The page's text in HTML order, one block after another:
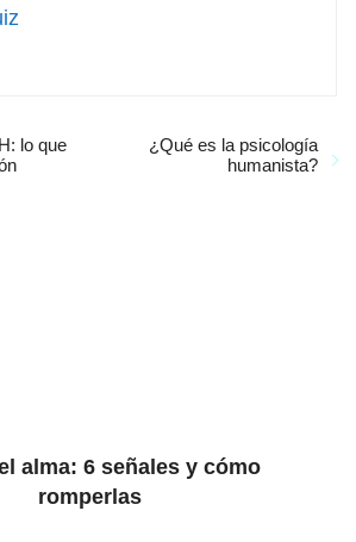
lo que
¿Qué es la psicología
humanista?
alma: 6 señales y cómo
romperlas